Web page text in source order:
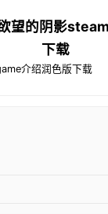
望的阴影
下载
介绍润色版下载